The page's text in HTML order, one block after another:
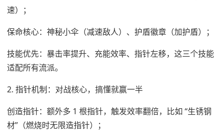
速）；
保命核心：神秘小伞（减速敌人）、护盾徽章（加护盾）；
技能优先：暴击率提升、充能效率、指针左移，这三个技能
适配所有流派。
2. 指针机制：对战核心，搞懂就赢一半
创造指针：额外多 1 根指针，触发效率翻倍，比如 “生锈钢
材”（燃烧时无限造指针）；